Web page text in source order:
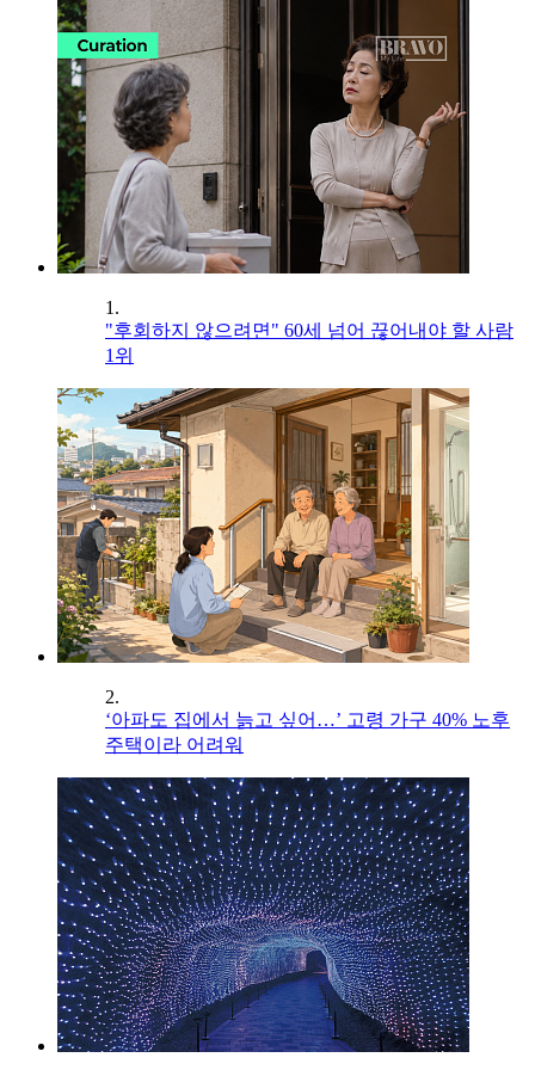
1.
"후회하지 않으려면" 60세 넘어 끊어내야 할 사람
1위
2.
‘아파도 집에서 늙고 싶어…’ 고령 가구 40% 노후
주택이라 어려워